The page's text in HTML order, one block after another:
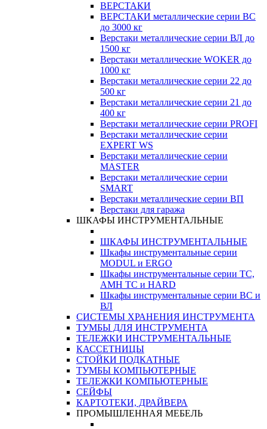
ВЕРСТАКИ
ВЕРСТАКИ металлические серии ВС
до 3000 кг
Верстаки металлические серии ВЛ до
1500 кг
Верстаки металлические WOKER до
1000 кг
Верстаки металлические серии 22 до
500 кг
Верстаки металлические серии 21 до
400 кг
Верстаки металлические серии PROFI
Верстаки металлические серии
EXPERT WS
Верстаки металлические серии
MASTER
Верстаки металлические серии
SMART
Верстаки металлические серии ВП
Верстаки для гаража
ШКАФЫ ИНСТРУМЕНТАЛЬНЫЕ
ШКАФЫ ИНСТРУМЕНТАЛЬНЫЕ
Шкафы инструментальные серии
MODUL и ERGO
Шкафы инструментальные серии ТС,
АМН ТС и HARD
Шкафы инструментальные серии ВС и
ВЛ
СИСТЕМЫ ХРАНЕНИЯ ИНСТРУМЕНТА
ТУМБЫ ДЛЯ ИНСТРУМЕНТА
ТЕЛЕЖКИ ИНСТРУМЕНТАЛЬНЫЕ
КАССЕТНИЦЫ
СТОЙКИ ПОДКАТНЫЕ
ТУМБЫ КОМПЬЮТЕРНЫЕ
ТЕЛЕЖКИ КОМПЬЮТЕРНЫЕ
СЕЙФЫ
КАРТОТЕКИ, ДРАЙВЕРА
ПРОМЫШЛЕННАЯ МЕБЕЛЬ